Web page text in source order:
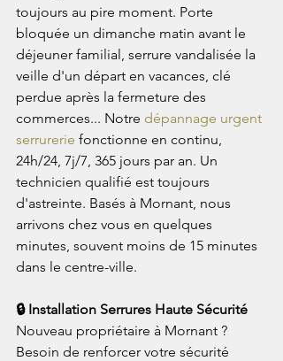
toujours au pire moment. Porte
bloquée un dimanche matin avant le
déjeuner familial, serrure vandalisée la
veille d'un départ en vacances, clé
perdue après la fermeture des
commerces... Notre dépannage urgent
serrurerie fonctionne en continu,
24h/24, 7j/7, 365 jours par an. Un
technicien qualifié est toujours
d'astreinte. Basés à Mornant, nous
arrivons chez vous en quelques
minutes, souvent moins de 15 minutes
dans le centre-ville.
🔒 Installation Serrures Haute Sécurité
Nouveau propriétaire à Mornant ?
Besoin de renforcer votre sécurité